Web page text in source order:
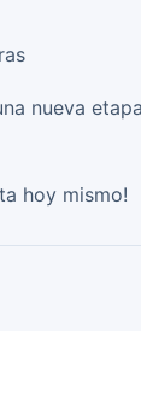
nueva
hoy mismo!